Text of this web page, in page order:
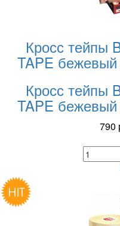
Кросс тейпы
TAPE
Кросс тейпы
TAPE
790